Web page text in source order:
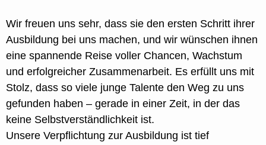
Wir freuen uns sehr, dass sie den ersten Schritt ihrer
Ausbildung bei uns machen, und wir wünschen ihnen
eine spannende Reise voller Chancen, Wachstum
und erfolgreicher Zusammenarbeit. Es erfüllt uns mit
Stolz, dass so viele junge Talente den Weg zu uns
gefunden haben ‒ gerade in einer Zeit, in der das
keine Selbstverständlichkeit ist.
Unsere Verpflichtung zur Ausbildung ist tief